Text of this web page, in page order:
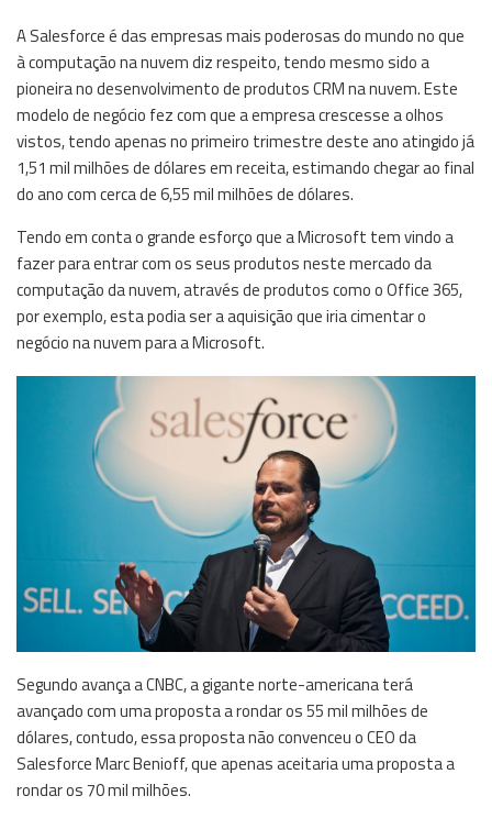
A Salesforce é das empresas mais poderosas do mundo no que
à computação na nuvem diz respeito, tendo mesmo sido a
pioneira no desenvolvimento de produtos CRM na nuvem. Este
modelo de negócio fez com que a empresa crescesse a olhos
vistos, tendo apenas no primeiro trimestre deste ano atingido já
1,51 mil milhões de dólares em receita, estimando chegar ao final
do ano com cerca de 6,55 mil milhões de dólares.
Tendo em conta o grande esforço que a Microsoft tem vindo a
fazer para entrar com os seus produtos neste mercado da
computação da nuvem, através de produtos como o Office 365,
por exemplo, esta podia ser a aquisição que iria cimentar o
negócio na nuvem para a Microsoft.
Segundo avança a CNBC, a gigante norte-americana terá
avançado com uma proposta a rondar os 55 mil milhões de
dólares, contudo, essa proposta não convenceu o CEO da
Salesforce Marc Benioff, que apenas aceitaria uma proposta a
rondar os 70 mil milhões.